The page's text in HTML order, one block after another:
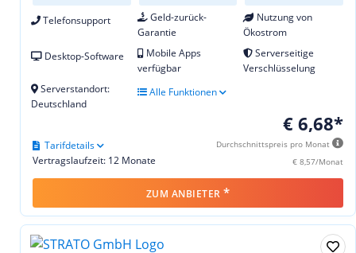
Telefonsupport
Geld-zurück-
Garantie
Nutzung von
Ökostrom
Desktop-Software
Mobile Apps
verfügbar
Serverseitige
Verschlüsselung
Serverstandort:
Deutschland
Alle Funktionen
€ 6,68*
Durchschnittspreis pro Monat
€ 8,57/Monat
Vertragslaufzeit: 12 Monate
Tarifdetails
ZUM ANBIETER *